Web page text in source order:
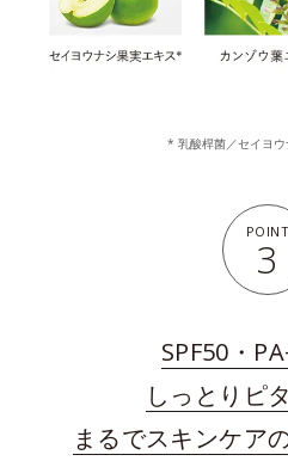
* 乳酸桿菌／セイヨ
POINT
3
SPF50・
しっとりピ
まるでスキンケア